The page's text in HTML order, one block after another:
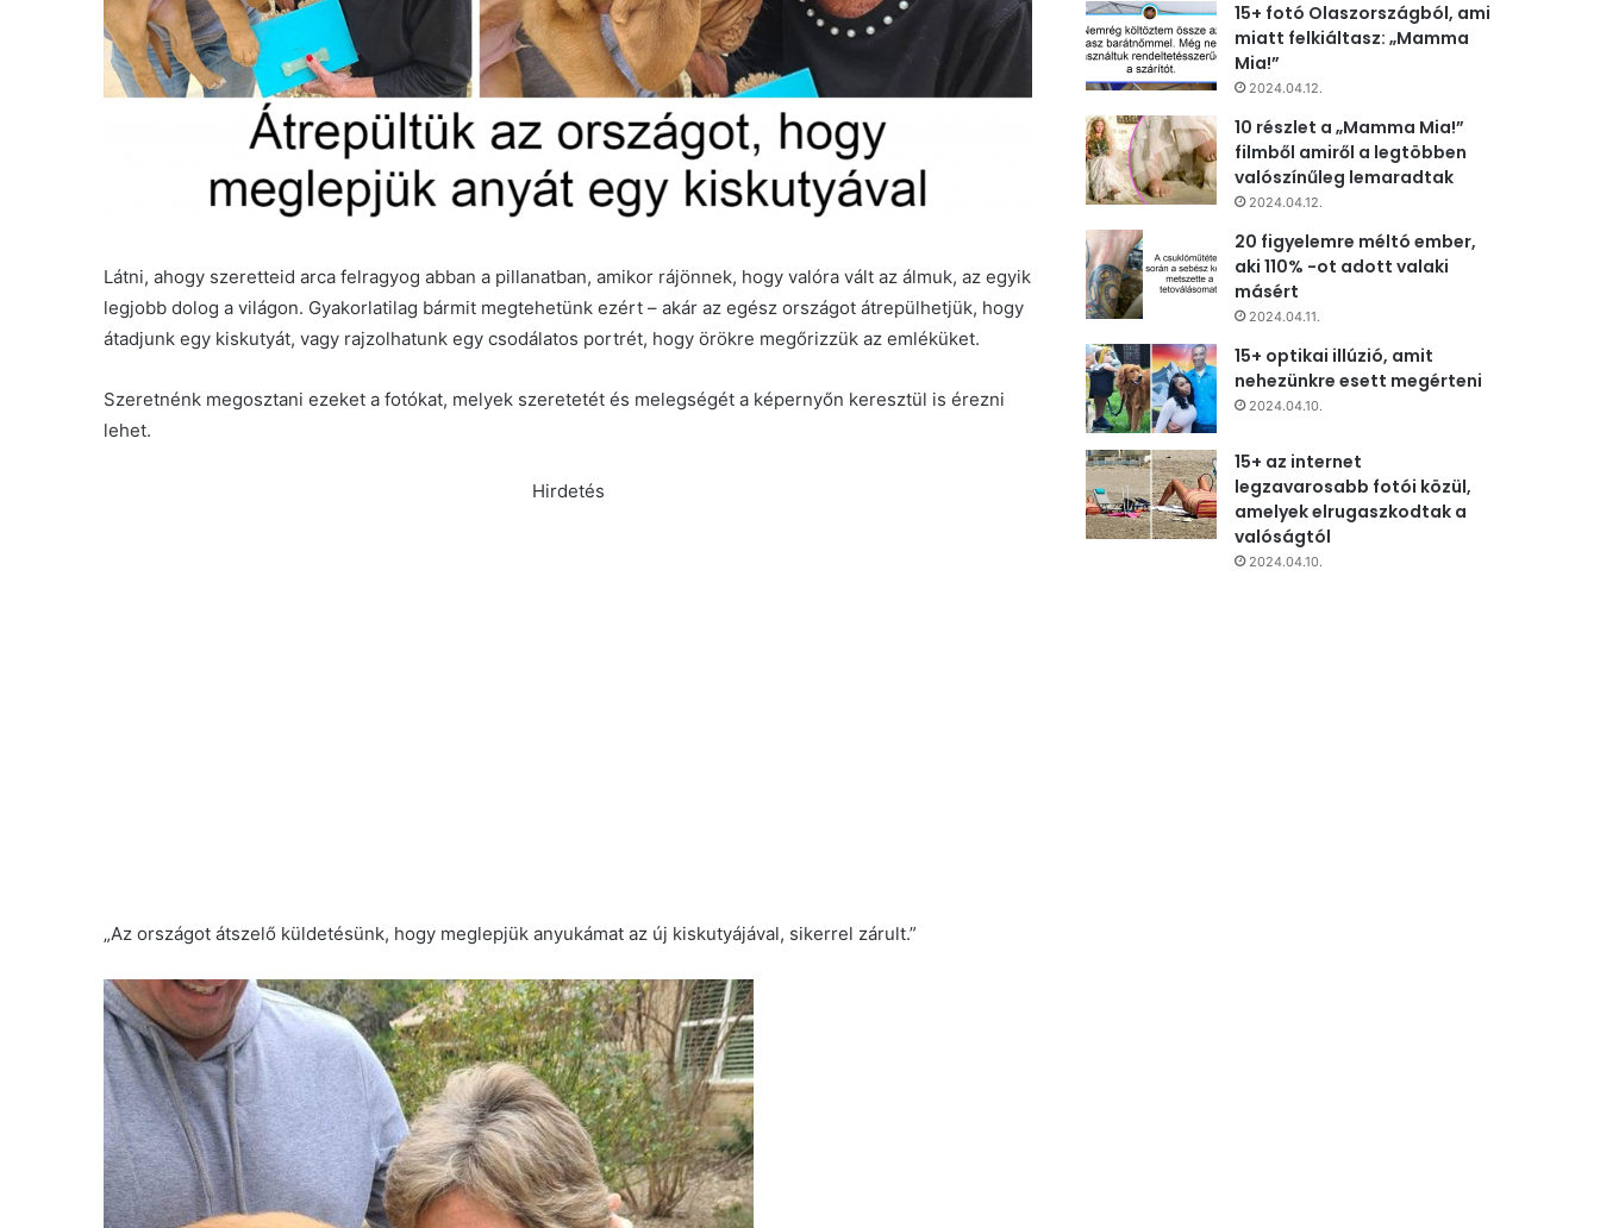
Látni, ahogy szeretteid arca felragyog abban a pillanatban, amikor rájönnek, hogy valóra vált az álmuk, az egyik
legjobb dolog a világon. Gyakorlatilag bármit megtehetünk ezért – akár az egész országot átrepülhetjük, hogy
átadjunk egy kiskutyát, vagy rajzolhatunk egy csodálatos portrét, hogy örökre megőrizzük az emléküket.
Szeretnénk megosztani ezeket a fotókat, melyek szeretetét és melegségét a képernyőn keresztül is érezni
lehet.
Hirdetés
„Az országot átszelő küldetésünk, hogy meglepjük anyukámat az új kiskutyájával, sikerrel zárult.”
15+ fotó Olaszországból, ami
miatt felkiáltasz: „Mamma
Mia!”
2024.04.12.
10 részlet a „Mamma Mia!”
filmből amiről a legtöbben
valószínűleg lemaradtak
2024.04.12.
20 figyelemre méltó ember,
aki 110% -ot adott valaki
másért
2024.04.11.
15+ optikai illúzió, amit
nehezünkre esett megérteni
2024.04.10.
15+ az internet
legzavarosabb fotói közül,
amelyek elrugaszkodtak a
valóságtól
2024.04.10.